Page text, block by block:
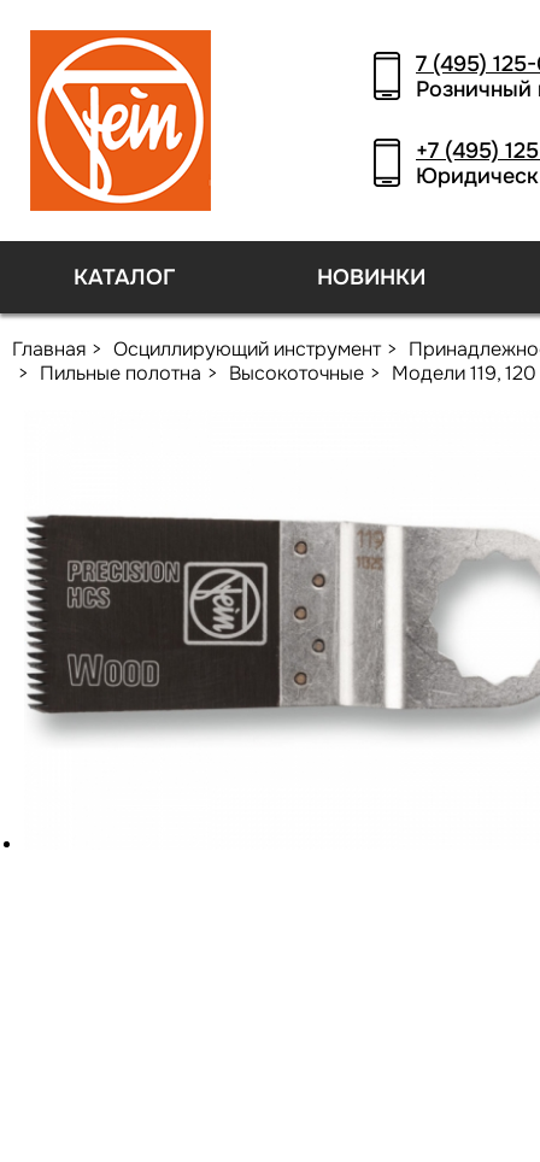
7 (495)
Розничный
+7 (495)
КАТАЛОГ НОВИНКИ
Главная Осциллирующий инструмент
Пильные полотна
Высокоточные Модели 119, 120